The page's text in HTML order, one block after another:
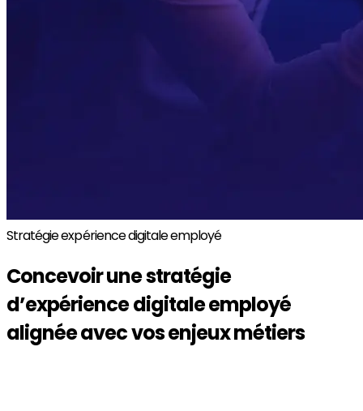
Stratégie expérience digitale employé
Concevoir une stratégie
d’expérience digitale employé
alignée avec vos enjeux métiers